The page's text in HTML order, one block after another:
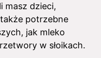
masz dzieci,
potrzebne
jak mleko
w słoikach.